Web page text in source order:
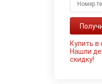
Купить в
Нашли
скидку!